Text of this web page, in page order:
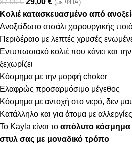
37,00€ 29,00 € (με ΦΠΑ)
Κολιέ κατασκευασμένο από
Ανοξείδωτο ατσάλι χειρουργικής
Περιδέραιο με λεπτές χρυσές
Εντυπωσιακό κολιέ που κάνει και
ξεχωρίζει
Κόσμημα με την μορφή choker
Ελαφρώς προσαρμόσιμο μέγεθος
Κόσμημα με αντοχή στο νερό, δεν
Κατάλληλο και για άτομα με αλλεργίες
Το Kayla είναι το απόλυτο κόσμημα
στυλ σας με μοναδικό τρόπο